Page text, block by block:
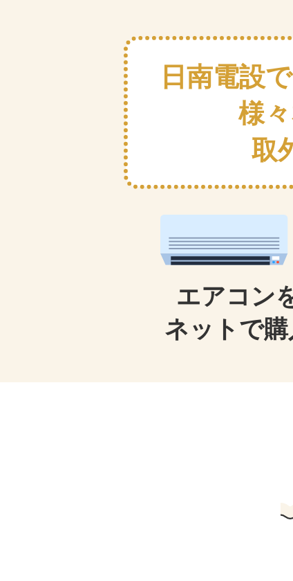
日南電設
様
取
エアコン
ネットで購